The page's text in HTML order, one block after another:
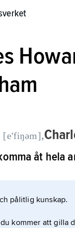
[eʹfiŋəm],
seHoward of
åt hela
pålitlig kunskap.
kommer att gilla